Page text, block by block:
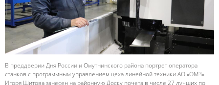
В преддверии Дня России и Омутнинского района портрет оператора
станков с программным управлением цеха линейной техники АО «ОМЗ»
Игоря Шитова занесен на районную Доску почета в числе 27 лучших по